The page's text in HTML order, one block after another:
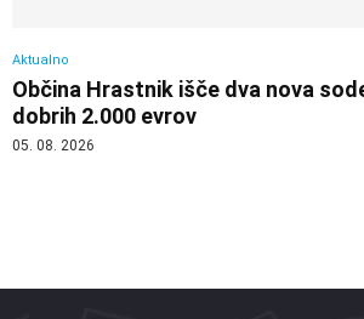
Aktualno
Občina Hrastnik išče dva nova
dobrih 2.000 evrov
05. 08. 2026